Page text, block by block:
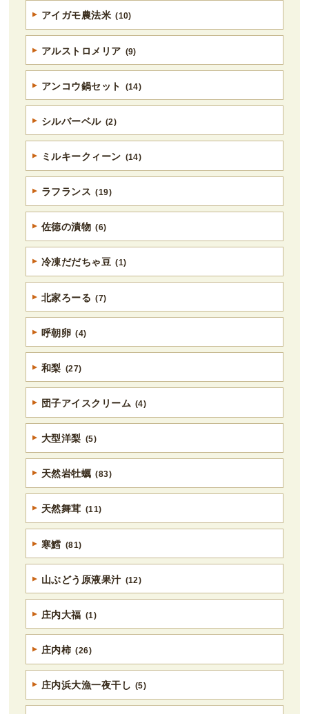
アイガモ農法米 (10)
アルストロメリア (9)
アンコウ鍋セット (14)
シルバーベル (2)
ミルキークィーン (14)
ラフランス (19)
佐徳の漬物 (6)
冷凍だだちゃ豆 (1)
北家ろーる (7)
呼朝卵 (4)
和梨 (27)
団子アイスクリーム (4)
大型洋梨 (5)
天然岩牡蠣 (83)
天然舞茸 (11)
寒鱈 (81)
山ぶどう原液果汁 (12)
庄内大福 (1)
庄内柿 (26)
庄内浜大漁一夜干し (5)